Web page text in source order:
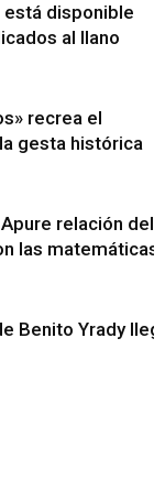
está disponible
al llano
recrea el
gesta histórica
relación del
las matemáticas
Benito Yrady